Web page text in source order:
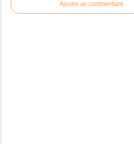
Ajouter un commentaire